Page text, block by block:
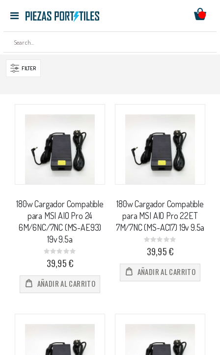
Toggle
FILTER
180w Cargador Compatible
para MSI AIO Pro 24
6M/6NC/7NC (MS-AE93)
19v 9.5a
Rating:
0%39,95 €
AÑADIR AL CARRITO
180w Cargador Compatible
para MSI AIO Pro 22ET
7M/7NC (MS-AC17) 19v 9.5a
Rating:
0%39,95 €
AÑADIR AL CARRITO